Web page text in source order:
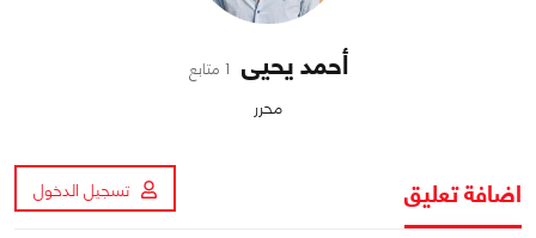
أحمد يحيى 1 متابع
محرر
اضافة تعليق تسجيل الدخول